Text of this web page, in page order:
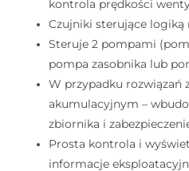
kontrola prędkości
Czujniki sterujące logiką
Steruje 2 pompami
pompa zasobnika lub
W przypadku rozwiązań
akumulacyjnym –
zbiornika i
Prosta kontrola i
informacje